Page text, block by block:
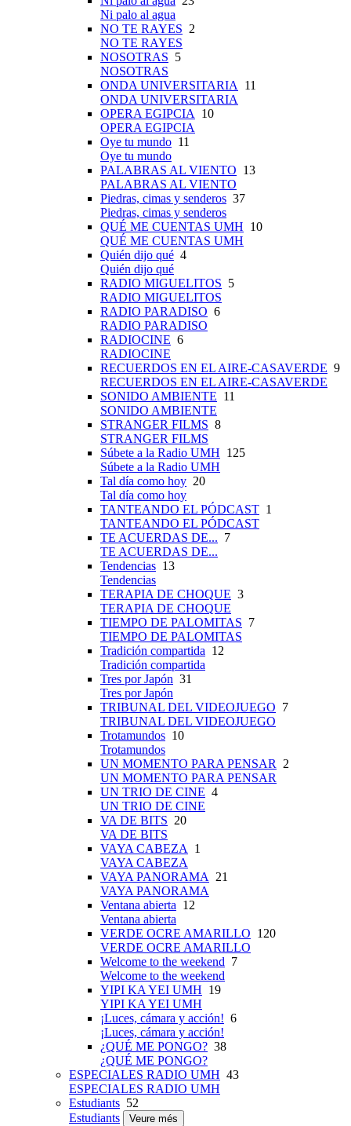
Ni palo al agua
NO TE RAYES 2
NO TE RAYES
NOSOTRAS 5
NOSOTRAS
ONDA UNIVERSITARIA
11
ONDA UNIVERSITARIA
OPERA EGIPCIA
10
OPERA EGIPCIA
Oye tu mundo 11
Oye tu mundo
PALABRAS AL VIENTO 13
PALABRAS AL VIENTO
Piedras, cimas y senderos 37
Piedras, cimas y senderos
QUÉ ME CUENTAS UMH 10
QUÉ ME CUENTAS UMH
Quién dijo qué 4
Quién dijo qué
RADIO MIGUELITOS 5
RADIO MIGUELITOS
RADIO PARADISO 6
RADIO PARADISO
RADIOCINE 6
RADIOCINE
RECUERDOS EN EL AIRE-CASAVERDE 9
RECUERDOS EN EL AIRE-CASAVERDE
SONIDO AMBIENTE 11
SONIDO AMBIENTE
STRANGER FILMS 8
STRANGER FILMS
Súbete a la Radio UMH 125
Súbete a la Radio UMH
Tal día como hoy 20
Tal día como hoy
TANTEANDO EL PÓDCAST 1
TANTEANDO EL PÓDCAST
TE ACUERDAS DE... 7
TE ACUERDAS DE...
Tendencias 13
Tendencias
TERAPIA DE CHOQUE 3
TERAPIA DE CHOQUE
TIEMPO DE PALOMITAS 7
TIEMPO DE PALOMITAS
Tradición compartida 12
Tradición compartida
Tres por Japón 31
Tres por Japón
TRIBUNAL DEL VIDEOJUEGO 7
TRIBUNAL DEL VIDEOJUEGO
Trotamundos 10
Trotamundos
UN MOMENTO PARA PENSAR
2
UN MOMENTO PARA PENSAR
UN TRIO DE CINE 4
UN TRIO DE CINE
VA DE BITS 20
VA DE BITS
VAYA CABEZA
1
VAYA CABEZA
VAYA PANORAMA
21
VAYA PANORAMA
Ventana abierta 12
Ventana abierta
VERDE OCRE AMARILLO 120
VERDE OCRE AMARILLO
Welcome to the weekend 7
Welcome to the weekend
YIPI KA YEI UMH 19
YIPI KA YEI UMH
¡Luces, cámara y acción! 6
¡Luces, cámara y acción!
¿QUÉ ME PONGO? 38
¿QUÉ ME PONGO?
ESPECIALES RADIO UMH 43
ESPECIALES RADIO UMH
Estudiants 52
Estudiants
Veure més